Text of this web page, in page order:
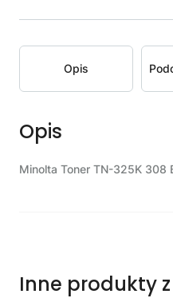
Opis
Opis
Minolta Toner TN-325K 308
Inne produkty